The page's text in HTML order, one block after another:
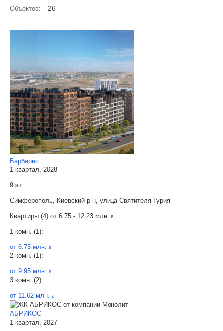
Объектов: 26
Барбарис
1 квартал, 2028
9 эт.
Симферополь, Киевский р-н, улица Святителя Гурия
Квартиры (4) от 6.75 - 12.23 млн. a
1 комн. (1):
от 6.75 млн. a
2 комн. (1):
от 9.95 млн. a
3 комн. (2):
от 11.62 млн. a
АБРИКОС
1 квартал, 2027